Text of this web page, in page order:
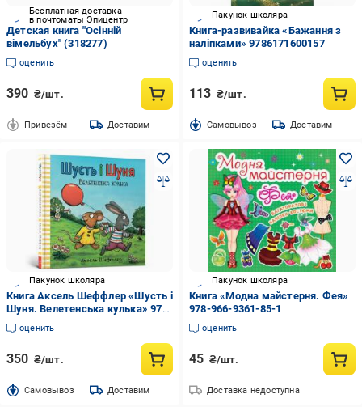
Бесплатная доставка
в почтоматы Эпицентр
Детская книга "Осінній
вімельбух" (318277)
оценить
390 ₴/шт.
Привезём Доставим
Пакунок школяра
Книга-развивайка «Бажання з
наліпками» 9786171600157
оценить
113 ₴/шт.
Cамовывоз Доставим
Пакунок школяра
Книга Аксель Шеффлер «Шусть і
Шуня. Велетенська кулька» 978-
617-7940-40-0
оценить
350 ₴/шт.
Cамовывоз Доставим
Пакунок школяра
Книга «Модна майстерня. Фея»
978-966-9361-85-1
оценить
45 ₴/шт.
Доставка недоступна